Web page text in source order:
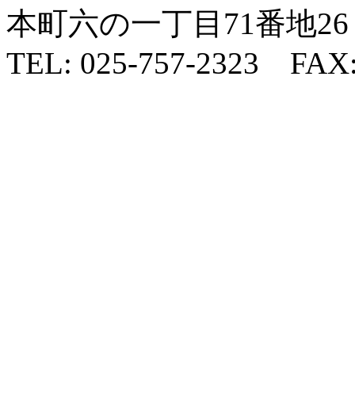
本町六の一丁目71番地26
TEL: 025-757-2323